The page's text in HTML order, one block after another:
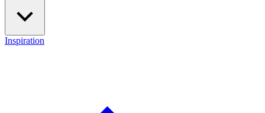
Inspiration